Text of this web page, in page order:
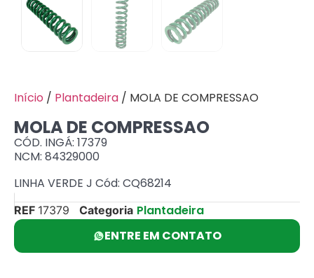
Início / Plantadeira / MOLA DE COMPRESSAO
MOLA DE COMPRESSAO
CÓD. INGÁ: 17379
NCM: 84329000
LINHA VERDE J Cód: CQ68214
REF 17379 Categoria Plantadeira
ENTRE EM CONTATO